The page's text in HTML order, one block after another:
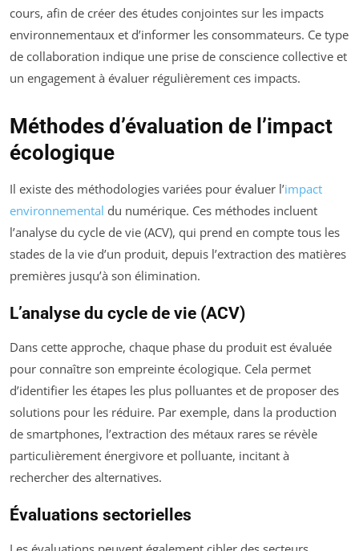
cours, afin de créer des études conjointes sur les impacts
environnementaux et d’informer les consommateurs. Ce type
de collaboration indique une prise de conscience collective et
un engagement à évaluer régulièrement ces impacts.
Méthodes d’évaluation de l’impact
écologique
Il existe des méthodologies variées pour évaluer l’impact
environnemental du numérique. Ces méthodes incluent
l’analyse du cycle de vie (ACV), qui prend en compte tous les
stades de la vie d’un produit, depuis l’extraction des matières
premières jusqu’à son élimination.
L’analyse du cycle de vie (ACV)
Dans cette approche, chaque phase du produit est évaluée
pour connaître son empreinte écologique. Cela permet
d’identifier les étapes les plus polluantes et de proposer des
solutions pour les réduire. Par exemple, dans la production
de smartphones, l’extraction des métaux rares se révèle
particulièrement énergivore et polluante, incitant à
rechercher des alternatives.
Évaluations sectorielles